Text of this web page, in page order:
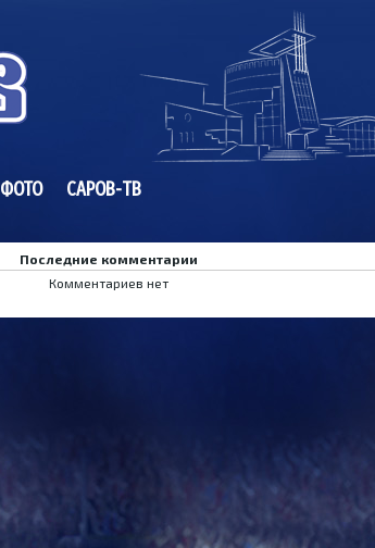
ФОТО САРОВ-ТВ
Последние комментарии
Комментариев нет